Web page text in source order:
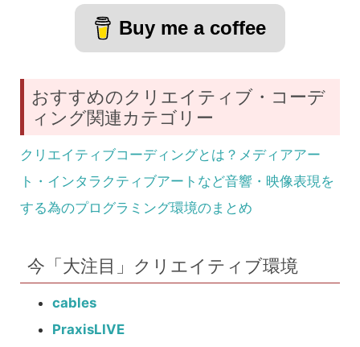
Buy me a coffee
おすすめのクリエイティブ・コーデ
ィング関連カテゴリー
クリエイティブコーディングとは？メディアアー
ト・インタラクティブアートなど音響・映像表現を
する為のプログラミング環境のまとめ
今「大注目」クリエイティブ環境
cables
PraxisLIVE